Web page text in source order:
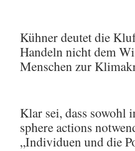
Kühner deutet die
Handeln nicht dem
Menschen zur
Klar sei, dass sowohl
sphere actions
„Individuen und die